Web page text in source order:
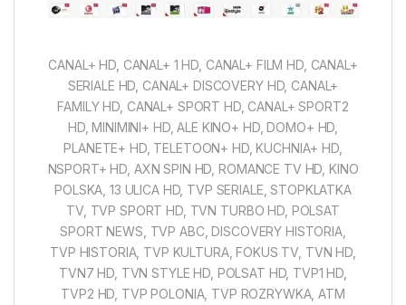
CANAL+ HD, CANAL+ 1 HD, CANAL+ FILM HD, CANAL+
SERIALE HD, CANAL+ DISCOVERY HD, CANAL+
FAMILY HD, CANAL+ SPORT HD, CANAL+ SPORT2
HD, MINIMINI+ HD, ALE KINO+ HD, DOMO+ HD,
PLANETE+ HD, TELETOON+ HD, KUCHNIA+ HD,
NSPORT+ HD, AXN SPIN HD, ROMANCE TV HD, KINO
POLSKA, 13 ULICA HD, TVP SERIALE, STOPKLATKA
TV, TVP SPORT HD, TVN TURBO HD, POLSAT
SPORT NEWS, TVP ABC, DISCOVERY HISTORIA,
TVP HISTORIA, TVP KULTURA, FOKUS TV, TVN HD,
TVN7 HD, TVN STYLE HD, POLSAT HD, TVP1 HD,
TVP2 HD, TVP POLONIA, TVP ROZRYWKA, ATM